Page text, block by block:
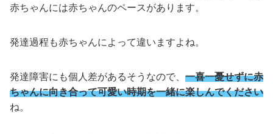
赤ちゃんには赤ちゃんのペースがあります。
発達過程も赤ちゃんによって違いますよね。
発達障害にも個人差があるそうなので、 一喜一憂せずに赤
ちゃんに向き合って可愛い時期を一緒に楽しんでください
ね。